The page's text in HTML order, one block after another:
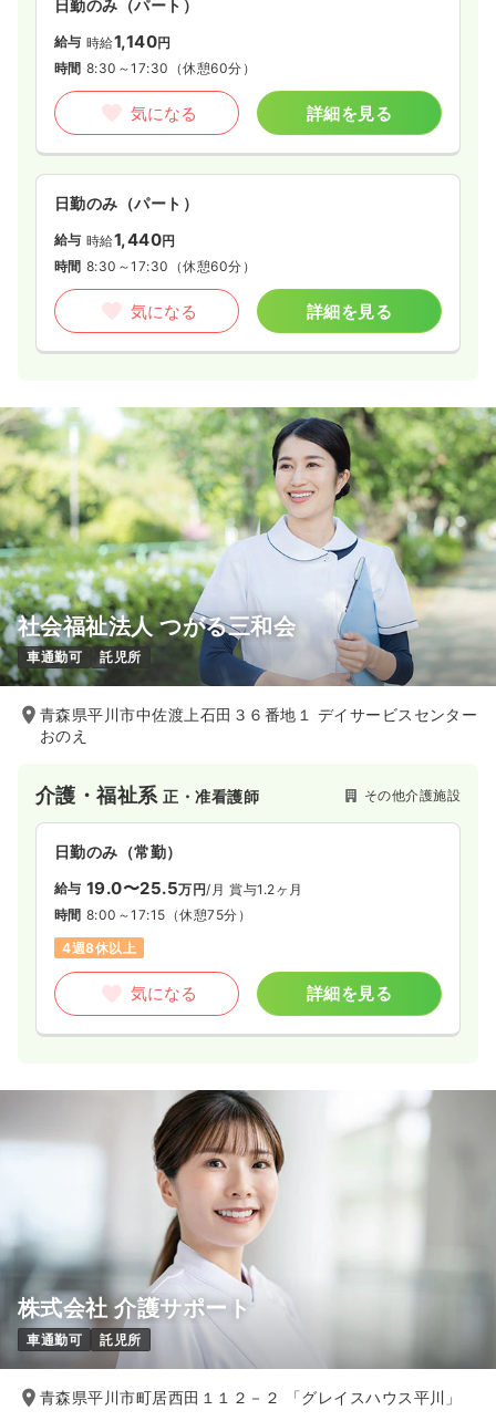
日勤のみ（パート）
給与 時給1,140円
時間 8:30～17:30 （休憩60分）
気になる 詳細を見る
日勤のみ（パート）
給与 時給1,440円
時間 8:30～17:30 （休憩60分）
気になる 詳細を見る
社会福祉法人 つがる三和会
車通勤可 託児所
青森県平川市中佐渡上石田３６番地１ デイサービスセンター
おのえ
介護・福祉系正・准看護師 その他介護施設
日勤のみ（常勤）
給与 19.0〜25.5万円/月 賞与1.2ヶ月
時間 8:00～17:15 （休憩75分）
4週8休以上
気になる 詳細を見る
株式会社 介護サポート
車通勤可 託児所
青森県平川市町居西田１１２－２ 「グレイスハウス平川」